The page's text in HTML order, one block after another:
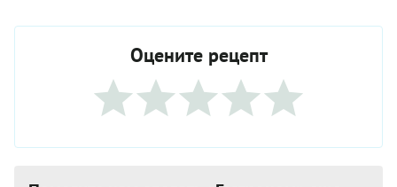
Оцените рецепт